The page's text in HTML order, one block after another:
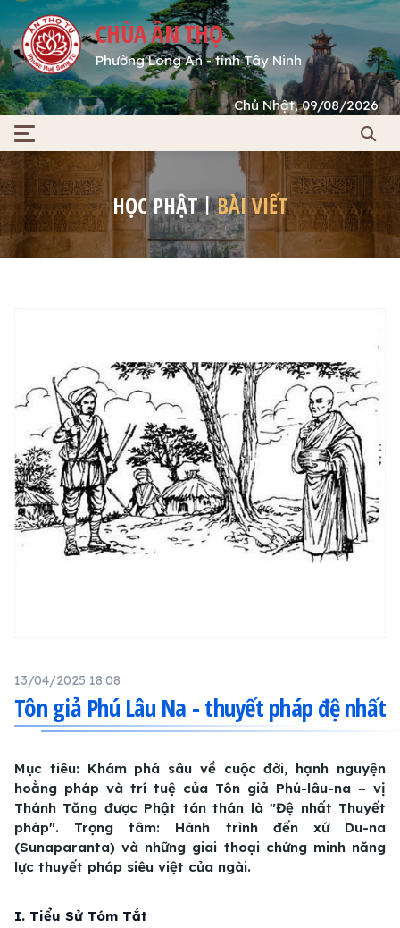
CHÙA ÂN THỌ
Phường Long An - tỉnh Tây Ninh
Chủ Nhật, 09/08/2026
HỌC PHẬT BÀI VIẾT
13/04/2025 18:08
Tôn giả Phú Lâu Na - thuyết pháp đệ nhất
Mục tiêu: Khám phá sâu về cuộc đời, hạnh nguyện
hoằng pháp và trí tuệ của Tôn giả Phú-lâu-na – vị
Thánh Tăng được Phật tán thán là "Đệ nhất Thuyết
pháp". Trọng tâm: Hành trình đến xứ Du-na
(Sunaparanta) và những giai thoại chứng minh năng
lực thuyết pháp siêu việt của ngài.
I. Tiểu Sử Tóm Tắt